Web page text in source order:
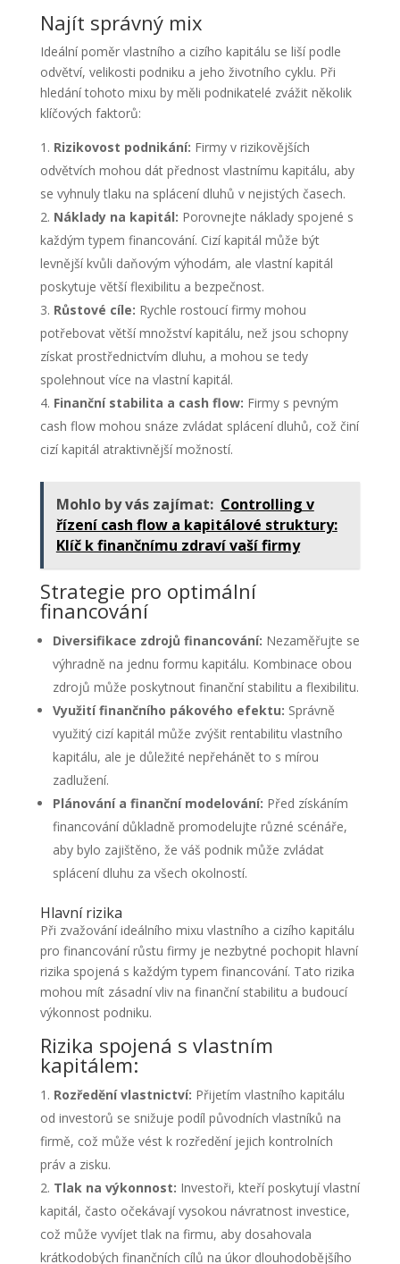
Najít správný mix
Ideální poměr vlastního a cizího kapitálu se liší podle
odvětví, velikosti podniku a jeho životního cyklu. Při
hledání tohoto mixu by měli podnikatelé zvážit několik
klíčových faktorů:
Rizikovost podnikání: Firmy v rizikovějších
odvětvích mohou dát přednost vlastnímu kapitálu, aby
se vyhnuly tlaku na splácení dluhů v nejistých časech.
Náklady na kapitál: Porovnejte náklady spojené s
každým typem financování. Cizí kapitál může být
levnější kvůli daňovým výhodám, ale vlastní kapitál
poskytuje větší flexibilitu a bezpečnost.
Růstové cíle: Rychle rostoucí firmy mohou
potřebovat větší množství kapitálu, než jsou schopny
získat prostřednictvím dluhu, a mohou se tedy
spolehnout více na vlastní kapitál.
Finanční stabilita a cash flow: Firmy s pevným
cash flow mohou snáze zvládat splácení dluhů, což činí
cizí kapitál atraktivnější možností.
Mohlo by vás zajímat: Controlling v
řízení cash flow a kapitálové struktury:
Klíč k finančnímu zdraví vaší firmy
Strategie pro optimální
financování
Diversifikace zdrojů financování: Nezaměřujte se
výhradně na jednu formu kapitálu. Kombinace obou
zdrojů může poskytnout finanční stabilitu a flexibilitu.
Využití finančního pákového efektu: Správně
využitý cizí kapitál může zvýšit rentabilitu vlastního
kapitálu, ale je důležité nepřehánět to s mírou
zadlužení.
Plánování a finanční modelování: Před získáním
financování důkladně promodelujte různé scénáře,
aby bylo zajištěno, že váš podnik může zvládat
splácení dluhu za všech okolností.
Hlavní rizika
Při zvažování ideálního mixu vlastního a cizího kapitálu
pro financování růstu firmy je nezbytné pochopit hlavní
rizika spojená s každým typem financování. Tato rizika
mohou mít zásadní vliv na finanční stabilitu a budoucí
výkonnost podniku.
Rizika spojená s vlastním
kapitálem:
Rozředění vlastnictví: Přijetím vlastního kapitálu
od investorů se snižuje podíl původních vlastníků na
firmě, což může vést k rozředění jejich kontrolních
práv a zisku.
Tlak na výkonnost: Investoři, kteří poskytují vlastní
kapitál, často očekávají vysokou návratnost investice,
což může vyvíjet tlak na firmu, aby dosahovala
krátkodobých finančních cílů na úkor dlouhodobějšího